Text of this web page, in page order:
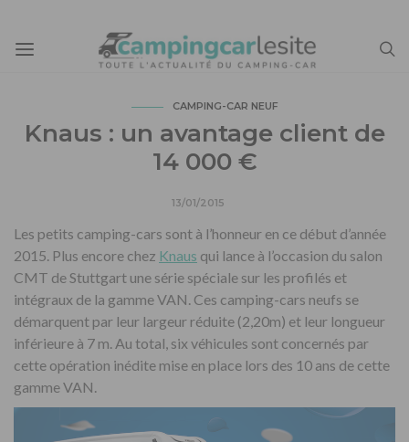
CAMPING-CAR NEUF
Knaus : un avantage client de
14 000 €
13/01/2015
Les petits camping-cars sont à l’honneur en ce début d’année
2015. Plus encore chez Knaus qui lance à l’occasion du salon
CMT de Stuttgart une série spéciale sur les profilés et
intégraux de la gamme VAN. Ces camping-cars neufs se
démarquent par leur largeur réduite (2,20m) et leur longueur
inférieure à 7 m. Au total, six véhicules sont concernés par
cette opération inédite mise en place lors des 10 ans de cette
gamme VAN.